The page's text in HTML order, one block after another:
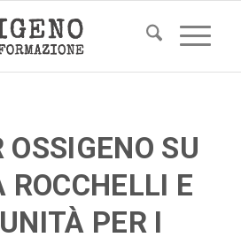
OSSIGENO SU
ROCCHELLI E
PER I